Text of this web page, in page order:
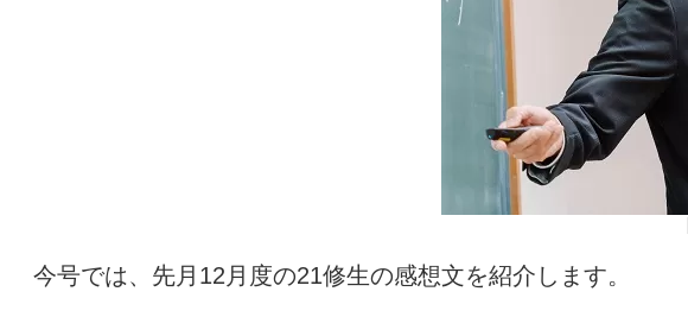
今号では、先月 12 月度の21修生の感想文を紹介します。